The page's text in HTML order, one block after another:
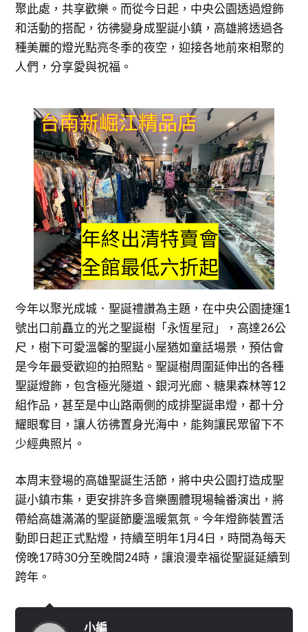
聚此處，共享歡樂。而從今日起，中央公園透過燈飾
和活動的搭配，彷彿變身成聖誕小鎮，高雄將透過各
種美麗的燈光點亮冬季的夜空，迎接各地前來相聚的
人們，分享愛與祝福。
今年以聚光成城．聖誕禮讚為主題，在中央公園捷運1
號出口前矗立的光之聖誕樹「永恆星冠」，高達26公
尺，樹下可愛溫馨的聖誕小屋猶如童話場景，預估會
是今年最受歡迎的拍照點。聖誕樹周圍延伸出的各種
聖誕燈飾，包含極光隧道、銀河光廊、糖果森林等12
組作品，甚至是中山路兩側的成排聖誕串燈，都十分
耀眼奪目，讓人彷彿置身光海中，能夠讓民眾留下不
少經典照片。
本周末登場的高雄聖誕生活節，將中央公園打造成聖
誕小鎮市集，更安排許多音樂團體現場輪番演出，將
帶給高雄滿滿的聖誕節慶溫暖氣氛。今年燈飾裝置活
動即日起正式點燈，持續至明年1月4日，時間為每天
傍晚17時30分至晚間24時，讓浪漫幸福從聖誕延續到
跨年。
小編